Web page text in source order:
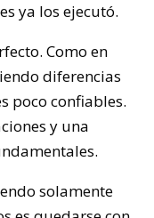
ya los ejecutó.
Como en
diferencias
poco confiables.
y una
solamente